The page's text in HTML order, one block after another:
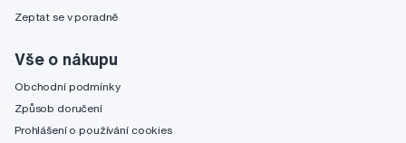
Zeptat se v poradně
Vše o nákupu
Obchodní podmínky
Způsob doručení
Prohlášení o používání cookies